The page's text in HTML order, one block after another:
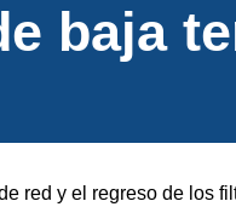
baja
red y el regreso de los